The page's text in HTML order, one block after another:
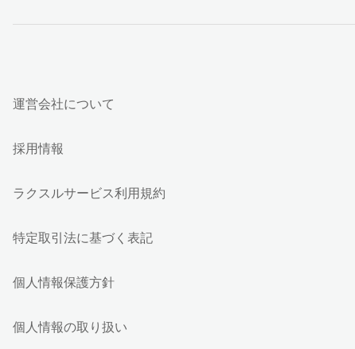
運営会社について
採用情報
ラクスルサービス利用規約
特定取引法に基づく表記
個人情報保護方針
個人情報の取り扱い